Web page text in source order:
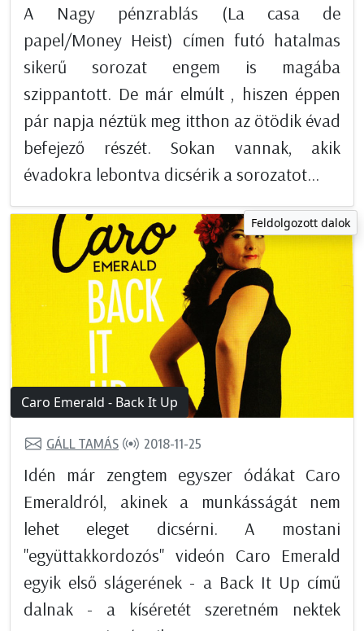
A Nagy pénzrablás (La casa de
papel/Money Heist) címen futó hatalmas
sikerű sorozat engem is magába
szippantott. De már elmúlt , hiszen éppen
pár napja néztük meg itthon az ötödik évad
befejező részét. Sokan vannak, akik
évadokra lebontva dicsérik a sorozatot...
Feldolgozott dalok
Caro Emerald - Back It Up
GÁLL TAMÁS 2018-11-25
Idén már zengtem egyszer ódákat Caro
Emeraldról, akinek a munkásságát nem
lehet eleget dicsérni. A mostani
"együttakkordozós" videón Caro Emerald
egyik első slágerének - a Back It Up című
dalnak - a kíséretét szeretném nektek